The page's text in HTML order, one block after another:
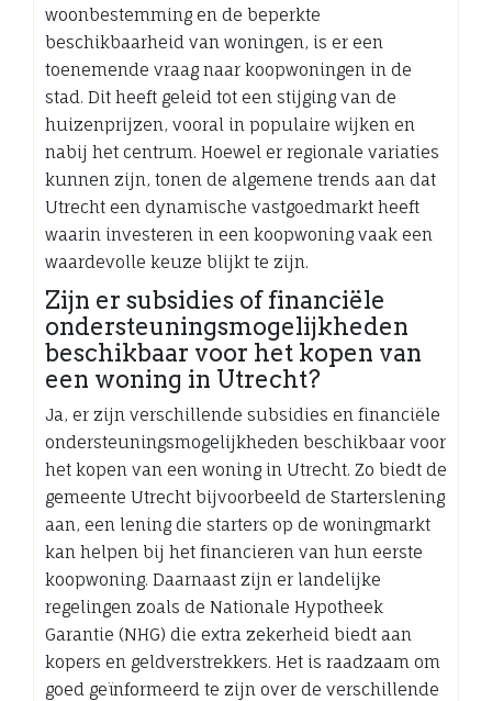
woonbestemming en de beperkte
beschikbaarheid van woningen, is er een
toenemende vraag naar koopwoningen in de
stad. Dit heeft geleid tot een stijging van de
huizenprijzen, vooral in populaire wijken en
nabij het centrum. Hoewel er regionale variaties
kunnen zijn, tonen de algemene trends aan dat
Utrecht een dynamische vastgoedmarkt heeft
waarin investeren in een koopwoning vaak een
waardevolle keuze blijkt te zijn.
Zijn er subsidies of financiële
ondersteuningsmogelijkheden
beschikbaar voor het kopen van
een woning in Utrecht?
Ja, er zijn verschillende subsidies en financiële
ondersteuningsmogelijkheden beschikbaar voor
het kopen van een woning in Utrecht. Zo biedt de
gemeente Utrecht bijvoorbeeld de Starterslening
aan, een lening die starters op de woningmarkt
kan helpen bij het financieren van hun eerste
koopwoning. Daarnaast zijn er landelijke
regelingen zoals de Nationale Hypotheek
Garantie (NHG) die extra zekerheid biedt aan
kopers en geldverstrekkers. Het is raadzaam om
goed geïnformeerd te zijn over de verschillende